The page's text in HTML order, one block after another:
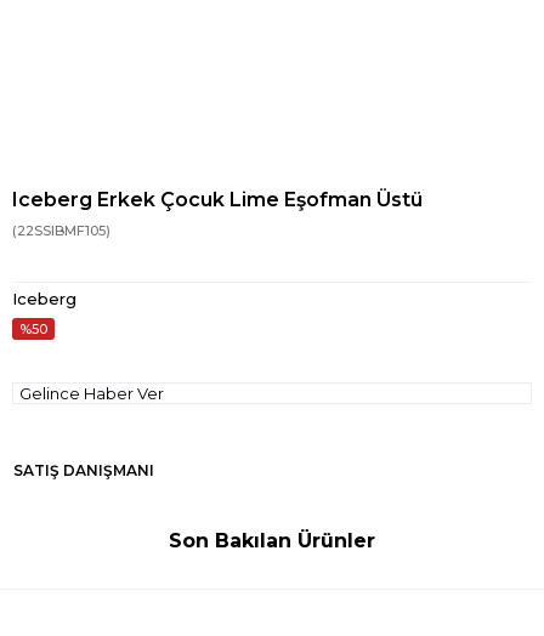
Iceberg Erkek Çocuk Lime Eşofman Üstü
(22SSIBMF105)
Iceberg
50
Gelince Haber Ver
SATIŞ DANIŞMANI
Son Bakılan Ürünler